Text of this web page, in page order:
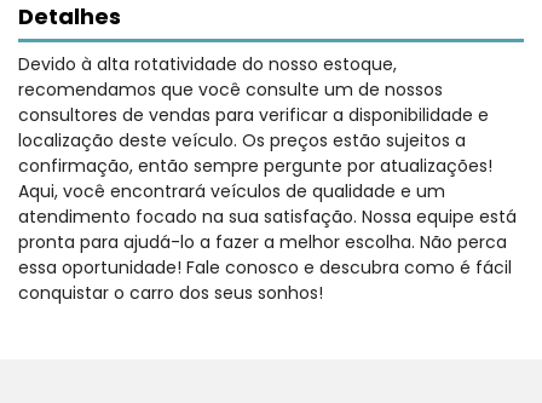
Detalhes
Devido à alta rotatividade do nosso estoque,
recomendamos que você consulte um de nossos
consultores de vendas para verificar a disponibilidade e
localização deste veículo. Os preços estão sujeitos a
confirmação, então sempre pergunte por atualizações!
Aqui, você encontrará veículos de qualidade e um
atendimento focado na sua satisfação. Nossa equipe está
pronta para ajudá-lo a fazer a melhor escolha. Não perca
essa oportunidade! Fale conosco e descubra como é fácil
conquistar o carro dos seus sonhos!